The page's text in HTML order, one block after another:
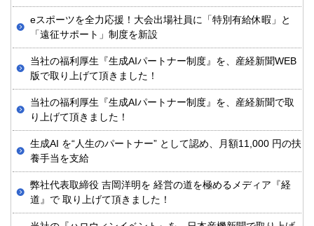
eスポーツを全力応援！大会出場社員に「特別有給休暇」と
「遠征サポート」制度を新設
当社の福利厚生『生成AIパートナー制度』を、産経新聞WEB
版で取り上げて頂きました！
当社の福利厚生『生成AIパートナー制度』を、産経新聞で取
り上げて頂きました！
生成AI を“人生のパートナー” として認め、月額11,000 円の扶
養手当を支給
弊社代表取締役 吉岡洋明を 経営の道を極めるメディア『経
道』で 取り上げて頂きました！